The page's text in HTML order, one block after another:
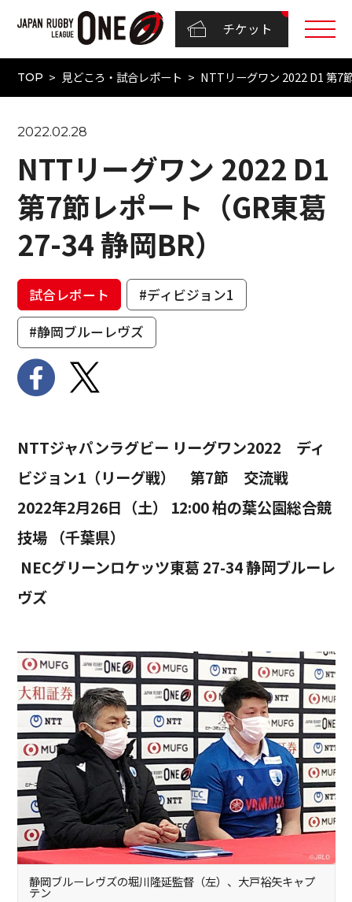
チケット
TOP 見どころ・試合レポート NTTリーグワン 2022 D1 第7
2022.02.28
NTTリーグワン 2022 D1
第7節レポート（GR東葛
27-34 静岡BR）
試合レポート
#ディビジョン1
#静岡ブルーレヴズ
NTTジャパンラグビー リーグワン2022 ディ
ビジョン1（リーグ戦） 第7節 交流戦
2022年2月26日（土） 12:00 柏の葉公園総合競
技場 （千葉県）
NECグリーンロケッツ東葛 27-34 静岡ブルーレ
ヴズ
静岡ブルーレヴズの堀川隆延監督（左）、大戸裕矢キャプ
テン